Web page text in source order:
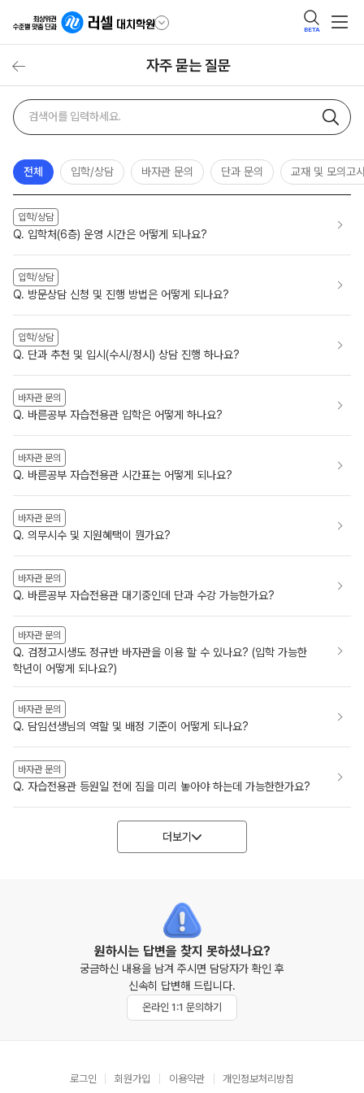
BETA
자주 묻는 질문
자주
묻는
검색
검색어
전체 입학/상담 바자관 문의 단과 문의 교재 및 모의고
입학/상담
Q. 입학처(6층) 운영 시간은 어떻게 되나요?
입학/상담
Q. 방문상담 신청 및 진행 방법은 어떻게 되나요?
입학/상담
Q. 단과 추천 및 입시(수시/정시) 상담 진행 하나요?
바자관 문의
Q. 바른공부 자습전용관 입학은 어떻게 하나요?
바자관 문의
Q. 바른공부 자습전용관 시간표는 어떻게 되나요?
바자관 문의
Q. 의무시수 및 지원혜택이 뭔가요?
바자관 문의
Q. 바른공부 자습전용관 대기중인데 단과 수강 가능한가요?
바자관 문의
Q. 검정고시생도 정규반 바자관을 이용 할 수 있나요? (입학 가능한
학년이 어떻게 되나요?)
바자관 문의
Q. 담임선생님의 역할 및 배정 기준이 어떻게 되나요?
바자관 문의
Q. 자습전용관 등원일 전에 짐을 미리 놓아야 하는데 가능한한가요?
더보기
원하시는 답변을 찾지 못하셨나요?
궁금하신 내용을 남겨 주시면 담당자가 확인 후
신속히 답변해 드립니다.
온라인 1:1 문의하기
로그인 회원가입 이용약관 개인정보처리방침